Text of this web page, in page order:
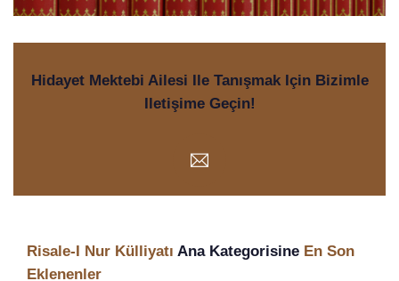
Hidayet Mektebi Ailesi Ile Tanışmak Için Bizimle
Iletişime Geçin!
Risale-I Nur Külliyatı Ana Kategorisine En Son
Eklenenler